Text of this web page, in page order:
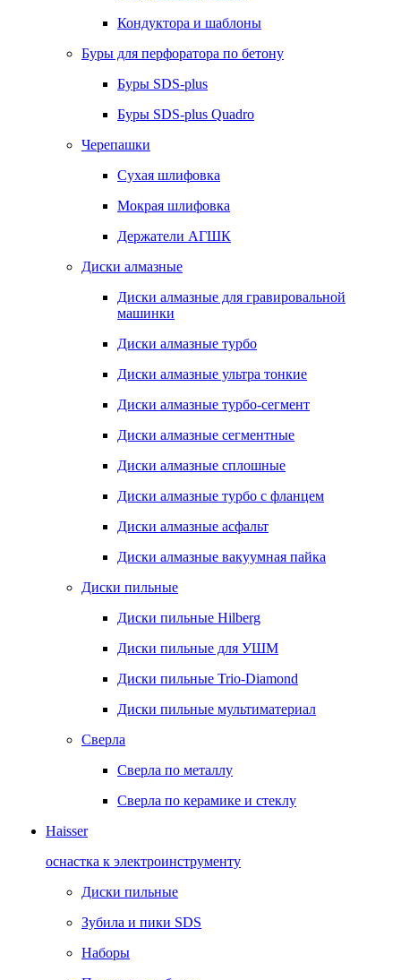
Кондуктора и шаблоны
Буры для перфоратора по бетону
Буры SDS-plus
Буры SDS-plus Quadro
Черепашки
Сухая шлифовка
Мокрая шлифовка
Держатели АГШК
Диски алмазные
Диски алмазные для гравировальной
машинки
Диски алмазные турбо
Диски алмазные ультра тонкие
Диски алмазные турбо-сегмент
Диски алмазные сегментные
Диски алмазные сплошные
Диски алмазные турбо с фланцем
Диски алмазные асфальт
Диски алмазные вакуумная пайка
Диски пильные
Диски пильные Hilberg
Диски пильные для УШМ
Диски пильные Trio-Diamond
Диски пильные мультиматериал
Сверла
Сверла по металлу
Сверла по керамике и стеклу
Haisser
оснастка к электроинструменту
Диски пильные
Зубила и пики SDS
Наборы